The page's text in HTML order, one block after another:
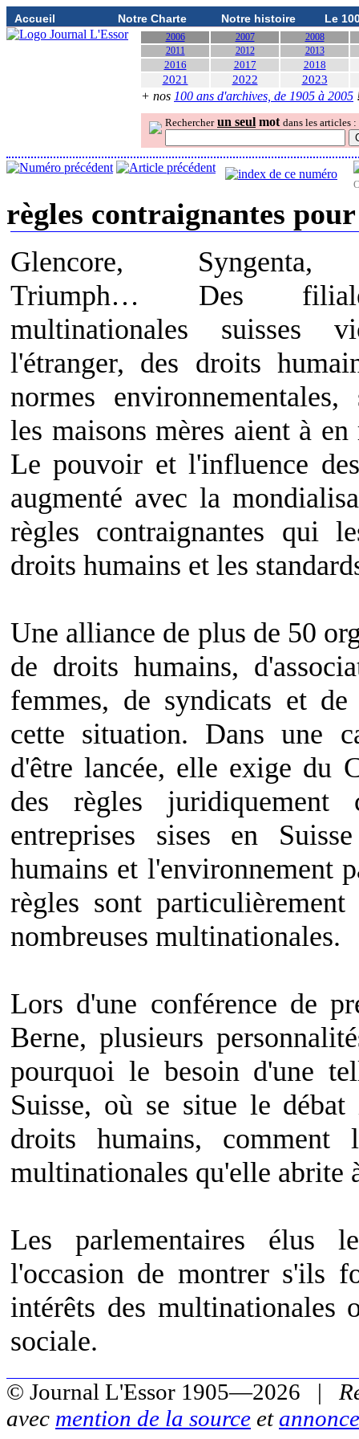
Accueil Notre Charte Notre histoire Le
2006 2007
2008
2011
2012 2013
2016 2017 2018
2021 2022 2023
+ nos 100 ans d'archives, de 1905 à 2005
Rechercher un seul mot dans les articles :
règles contraignantes
Glencore, Syngenta,
Triumph… Des
multinationales suisses
l'étranger, des droits
normes environnementales,
les maisons mères aient à en
Le pouvoir et l'influence
augmenté avec la
règles contraignantes qui
droits humains et les
Une alliance de plus de 50
de droits humains,
femmes, de syndicats et
cette situation. Dans une
d'être lancée, elle exige du
des règles juridiquement
entreprises sises en
humains et l'environnement
règles sont
nombreuses multinationales.
Lors d'une conférence de
Berne, plusieurs
pourquoi le besoin d'une
Suisse, où se situe le
droits humains,
multinationales qu'elle abrite
Les parlementaires élus
l'occasion de montrer s'ils
intérêts des multinationales
sociale.
© Journal L'Essor 1905—2026 |
avec mention de la source et